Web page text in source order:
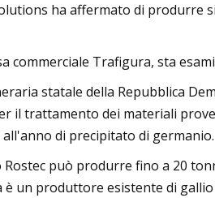
ha affermato di produrre
commerciale Trafigura, sta
statale della Repubblica
il trattamento dei materiali
di precipitato di germanio.
può produrre fino a 20
è un produttore esistente di